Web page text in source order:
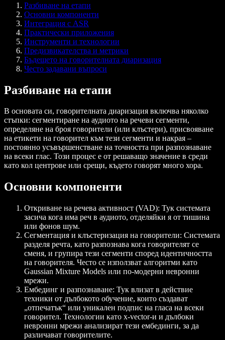
Разбиване на етапи
Основни компоненти
Интеграция с ASR
Практически приложения
Инструменти и технологии
Предизвикателства и метрики
Бъдещето на говорителната диаризация
Често задавани въпроси
Разбиване на етапи
В основата си, говорителната диаризация включва няколко
стъпки: сегментиране на аудиото на речеви сегменти,
определяне на броя говорители (или клъстери), присвояване
на етикети на говорител към тези сегменти и накрая –
постоянно усъвършенстване на точността при разпознаване
на всеки глас. Този процес е от решаващо значение в среди
като кол центрове или срещи, където говорят много хора.
Основни компоненти
Откриване на речева активност (VAD): Тук системата
засича кога има реч в аудиото, отделяйки я от тишина
или фонов шум.
Сегментация и клъстеризация на говорители: Системата
разделя речта, като разпознава кога говорителят се
сменя, и групира тези сегменти според идентичността
на говорителя. Често се използват алгоритми като
Gaussian Mixture Models или по-модерни невронни
мрежи.
Ембединг и разпознаване: Тук влизат в действие
техники от дълбокото обучение, които създават
„отпечатък“ или уникален подпис на гласа на всеки
говорител. Технологии като x-vector-и и дълбоки
невронни мрежи анализират тези ембединги, за да
различават говорителите.